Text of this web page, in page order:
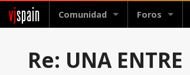
vjspain Comunidad Foros
Re: UNA